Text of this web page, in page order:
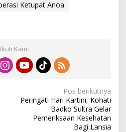
Ketupat Anoa
Ikuti Kami
Pos berikutnya
Peringati Hari Kartini, Kohati
Badko Sultra Gelar
Pemeriksaan Kesehatan
Bagi Lansia